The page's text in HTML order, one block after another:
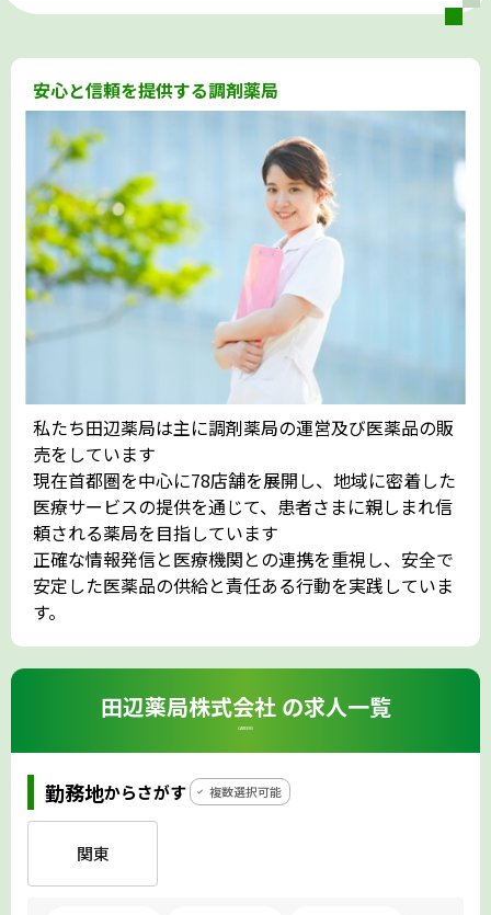
安心と信頼を提供する調剤薬局
私たち田辺薬局は主に調剤薬局の運営及び医薬品の販
売をしています
現在首都圏を中心に78店舗を展開し、地域に密着した
医療サービスの提供を通じて、患者さまに親しまれ信
頼される薬局を目指しています
正確な情報発信と医療機関との連携を重視し、安全で
安定した医薬品の供給と責任ある行動を実践していま
す。
田辺薬局株式会社 の求人一覧
CAREERS
勤務地からさがす 複数選択可能
関東